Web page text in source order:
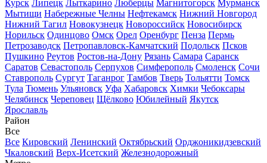
Курск Липецк Лыткарино Люберцы Магнитогорск Мурманск
Мытищи Набережные Челны Нефтекамск Нижний Новгород
Нижний Тагил Новокузнецк Новороссийск Новосибирск
Норильск Одинцово Омск Орел Оренбург Пенза Пермь
Петрозаводск Петропавловск-Камчатский Подольск Псков
Пушкино Реутов Ростов-на-Дону Рязань Самара Саранск
Саратов Севастополь Серпухов Симферополь Смоленск Сочи
Ставрополь Сургут Таганрог Тамбов Тверь Тольятти Томск
Тула Тюмень Ульяновск Уфа Хабаровск Химки Чебоксары
Челябинск Череповец Щёлково Юбилейный Якутск
Ярославль
Район
Все
Все Кировский Ленинский Октябрьский Орджоникидзевский
Чкаловский Верх-Исетский Железнодорожный